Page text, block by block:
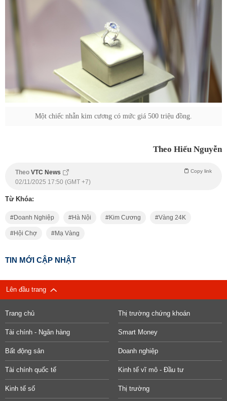
Một chiếc nhẫn kim cương có mức giá 500 triệu đồng.
Theo Hiếu Nguyễn
Theo VTC News Copy link
02/11/2025 17:50 (GMT +7)
Từ Khóa:
Doanh Nghiệp Hà Nội Kim Cương Vàng 24K
Hội Chợ Mạ Vàng
TIN MỚI CẬP NHẬT
Lên đầu trang
Trang chủ Thị trường chứng khoán
Tài chính - Ngân hàng Smart Money
Bất động sản Doanh nghiệp
Tài chính quốc tế Kinh tế vĩ mô - Đầu tư
Kinh tế số Thị trường